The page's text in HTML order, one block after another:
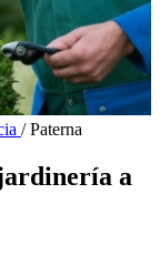
/ Paterna
a